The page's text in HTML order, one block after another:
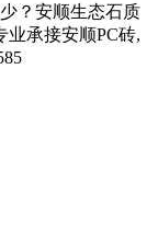
？安顺生态石质
承接安顺PC砖,